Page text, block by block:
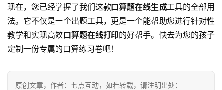
现在，您已经掌握了我们这款口算题在线生成工具的全部用
法。它不仅是一个出题工具，更是一个能帮助您进行针对性
教学和实现高效口算题在线打印的好帮手。快去为您的孩子
定制一份专属的口算练习卷吧！
原创文章，作者：七点互动，如若转载，请注明出处：